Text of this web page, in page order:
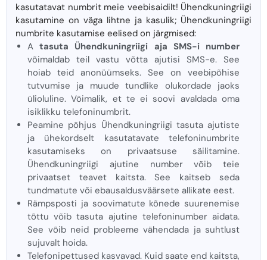
kasutatavat numbrit meie veebisaidilt! Ühendkuningriigi
kasutamine on väga lihtne ja kasulik; Ühendkuningriigi
numbrite kasutamise eelised on järgmised:
Atasuta Ühendkuningriigi aja SMS-i number
võimaldab teil vastu võtta ajutisi SMS-e. See
hoiab teid anonüümseks. See on veebipõhise
tutvumise ja muude tundlike olukordade jaoks
ülioluline. Võimalik, et te ei soovi avaldada oma
isiklikku telefoninumbrit.
Peamine põhjus Ühendkuningriigi tasuta ajutiste
ja ühekordselt kasutatavate telefoninumbrite
kasutamiseks on privaatsuse säilitamine.
Ühendkuningriigi ajutine number võib teie
privaatset teavet kaitsta. See kaitseb seda
tundmatute või ebausaldusväärsete allikate eest.
Rämpsposti ja soovimatute kõnede suurenemise
tõttu võib tasuta ajutine telefoninumber aidata.
See võib neid probleeme vähendada ja suhtlust
sujuvalt hoida.
Telefonipettused kasvavad. Kuid saate end kaitsta,